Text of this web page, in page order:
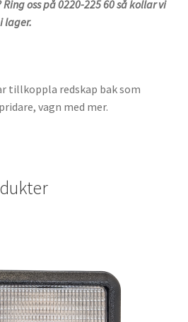
oss på 0220-225 60 så kollar vi
lager.
tillkoppla redskap bak som
vagn med mer.